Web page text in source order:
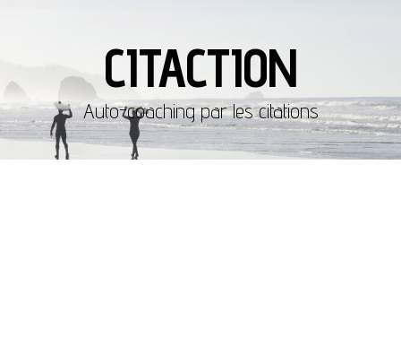
CITACTION
Auto-coaching par les citations